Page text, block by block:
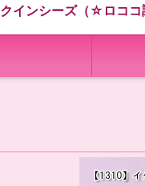
クインシーズ（☆ロコ